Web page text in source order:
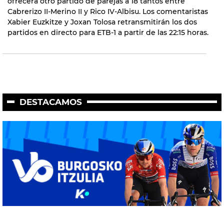
Cabrerizo II-Merino II y Rico IV-Albisu. Los comentaristas
Xabier Euzkitze y Joxan Tolosa retransmitirán los dos
partidos en directo para ETB-1 a partir de las 22:15 horas.
DESTACAMOS